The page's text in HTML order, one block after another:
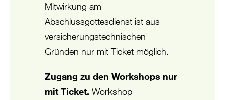
Mitwirkung am
Abschlussgottesdienst ist aus
versicherungstechnischen
Gründen nur mit Ticket möglich.
Zugang zu den Workshops nur
mit Ticket. Workshop